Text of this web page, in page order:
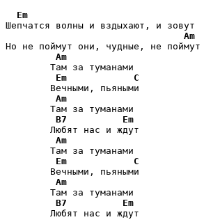
Em
Шепчатся волны и вздыхают, и зовут
Am
Но не поймут они, чудные, не поймут
Am
        Там за туманами
Em
C
        Вечными, пьяными
Am
        Там за туманами
B7
Em
        Любят нас и ждут
Am
        Там за туманами
Em
C
        Вечными, пьяными
Am
        Там за туманами
B7
Em
        Любят нас и ждут